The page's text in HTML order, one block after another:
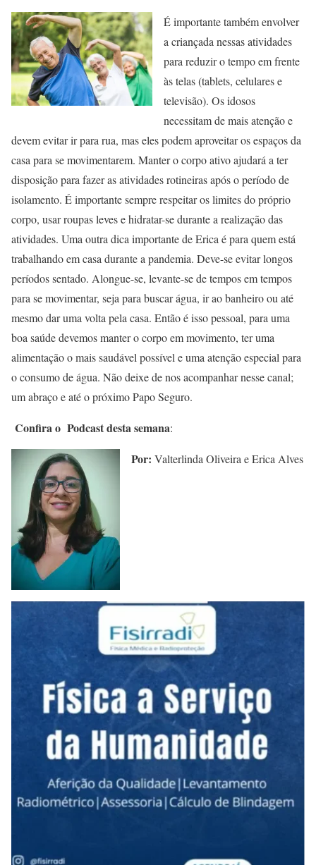
É importante também envolver
a criançada nessas atividades
para reduzir o tempo em frente
às telas (tablets, celulares e
televisão). Os idosos
necessitam de mais atenção e
devem evitar ir para rua, mas eles podem aproveitar os espaços da
casa para se movimentarem. Manter o corpo ativo ajudará a ter
disposição para fazer as atividades rotineiras após o período de
isolamento. É importante sempre respeitar os limites do próprio
corpo, usar roupas leves e hidratar-se durante a realização das
atividades. Uma outra dica importante de Erica é para quem está
trabalhando em casa durante a pandemia. Deve-se evitar longos
períodos sentado. Alongue-se, levante-se de tempos em tempos
para se movimentar, seja para buscar água, ir ao banheiro ou até
mesmo dar uma volta pela casa. Então é isso pessoal, para uma
boa saúde devemos manter o corpo em movimento, ter uma
alimentação o mais saudável possível e uma atenção especial para
o consumo de água. Não deixe de nos acompanhar nesse canal;
um abraço e até o próximo Papo Seguro.
Confira o Podcast desta semana:
Por: Valterlinda Oliveira e Erica Alves